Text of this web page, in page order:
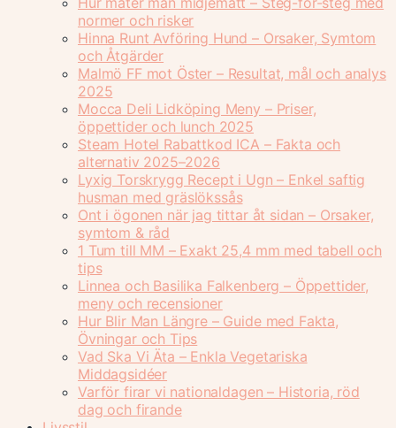
normer och risker
Hinna Runt Avföring Hund – Orsaker, Symtom
och Åtgärder
Malmö FF mot Öster – Resultat, mål och analys
2025
Mocca Deli Lidköping Meny – Priser,
öppettider och lunch 2025
Steam Hotel Rabattkod ICA – Fakta och
alternativ 2025–2026
Lyxig Torskrygg Recept i Ugn – Enkel saftig
husman med gräslökssås
Ont i ögonen när jag tittar åt sidan – Orsaker,
symtom & råd
1 Tum till MM – Exakt 25,4 mm med tabell och
tips
Linnea och Basilika Falkenberg – Öppettider,
meny och recensioner
Hur Blir Man Längre – Guide med Fakta,
Övningar och Tips
Vad Ska Vi Äta – Enkla Vegetariska
Middagsidéer
Varför firar vi nationaldagen – Historia, röd
dag och firande